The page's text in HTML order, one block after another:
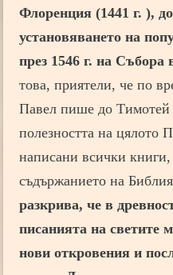
Флоренция (1441 г. ),
установяването на
през 1546 г. на Събора
това, приятели, че по
Павел пише до Тимотей
полезността на цялото
написани всички книги,
съдържанието на
разкрива, че в
писанията на светите
нови откровения и